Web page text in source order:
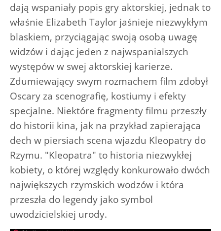
dają wspaniały popis gry aktorskiej, jednak to
właśnie Elizabeth Taylor jaśnieje niezwykłym
blaskiem, przyciągając swoją osobą uwagę
widzów i dając jeden z najwspanialszych
występów w swej aktorskiej karierze.
Zdumiewający swym rozmachem film zdobył
Oscary za scenografię, kostiumy i efekty
specjalne. Niektóre fragmenty filmu przeszły
do historii kina, jak na przykład zapierająca
dech w piersiach scena wjazdu Kleopatry do
Rzymu. "Kleopatra" to historia niezwykłej
kobiety, o której względy konkurowało dwóch
największych rzymskich wodzów i która
przeszła do legendy jako symbol
uwodzicielskiej urody.